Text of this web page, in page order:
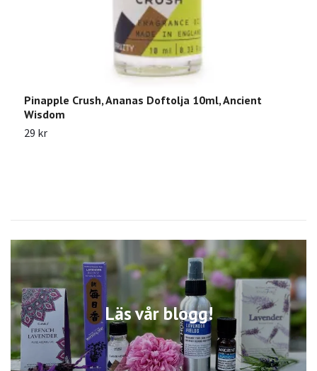
Läs vår blogg!
Pinapple Crush, Ananas Doftolja 10ml, Ancient
Wisdom
29 kr